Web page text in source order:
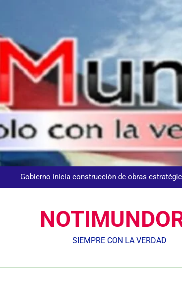
UNTC inicia ofensiva para recuperar
Nuestros agentes mantienen el control y la
𝗢𝗹í𝗺𝗽𝗶𝗰𝗼 𝗝𝘂𝗮𝗻 𝗣𝗮𝗯𝗹𝗼 𝗗𝘂𝗮𝗿𝘁𝗲, donde se
Gobierno inicia construcción de obras
UNTC inicia ofensiva para recuperar
Nuestros agentes mantienen el control y la
SIEMPRE CON LA VERDAD